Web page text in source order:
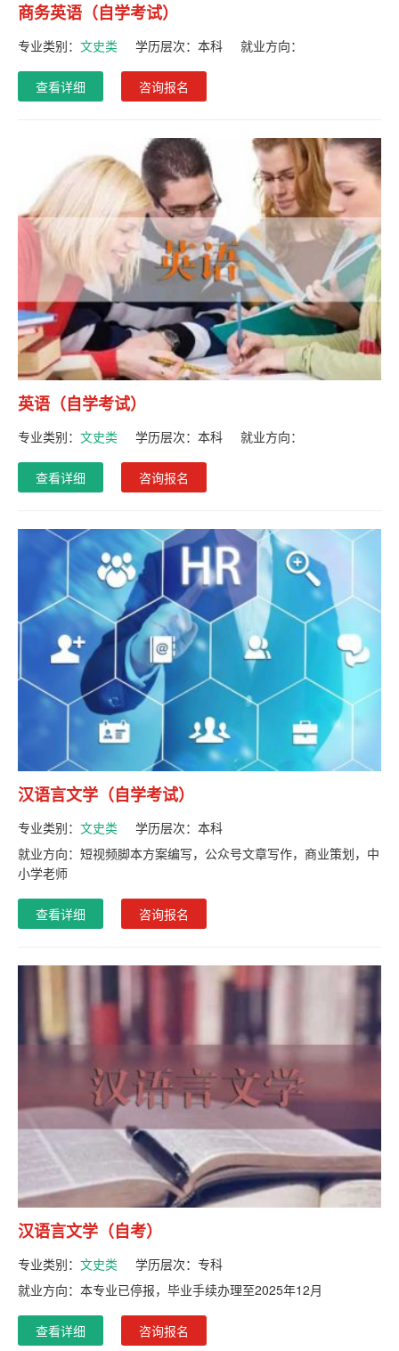
商务英语（自学考试）
专业类别： 文史类 学历层次： 本科 就业方向：
查看详细 咨询报名
英语（自学考试）
专业类别： 文史类 学历层次： 本科 就业方向：
查看详细 咨询报名
汉语言文学（自学考试）
专业类别： 文史类 学历层次： 本科
就业方向：短视频脚本方案编写，公众号文章写作，商业策划，中
小学老师
查看详细 咨询报名
汉语言文学（自考）
专业类别： 文史类 学历层次： 专科
就业方向：本专业已停报，毕业手续办理至2025年12月
查看详细 咨询报名